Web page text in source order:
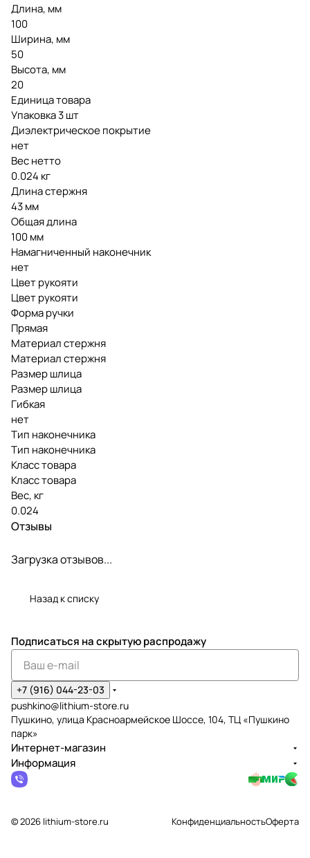
Длина, мм
100
Ширина, мм
50
Высота, мм
20
Единица товара
Упаковка 3 шт
Диэлектрическое покрытие
нет
Вес нетто
0.024 кг
Длина стержня
43 мм
Общая длина
100 мм
Намагниченный наконечник
нет
Цвет рукояти
Цвет рукояти
Форма ручки
Прямая
Материал стержня
Материал стержня
Размер шлица
Размер шлица
Гибкая
нет
Тип наконечника
Тип наконечника
Класс товара
Класс товара
Вес, кг
0.024
Отзывы
Загрузка отзывов...
Назад к списку
Подписаться на скрытую распродажу
+7 (916) 044-23-03
pushkino@lithium-store.ru
Пушкино, улица Красноармейское Шоссе, 104, ТЦ «Пушкино
парк»
Интернет-магазин
Информация
© 2026 lithium-store.ru КонфиденциальностьОферта